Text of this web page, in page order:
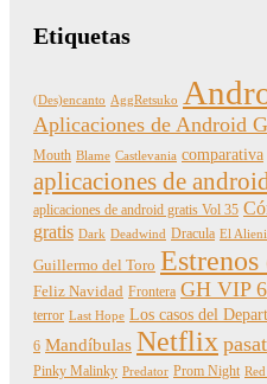
Etiquetas
(Des)encanto AggRetsuko
Aplicaciones de Android
Mouth Blame Castlevania comparativa
aplicaciones de
aplicaciones de android gratis Vol 35
gratis Dark Deadwind Dracula El
Guillermo del Toro Estrenos
Feliz Navidad Frontera GH VIP 6
terror Last Hope Los casos del
6 Mandíbulas Netflix
Pinky Malinky Predator Prom Night